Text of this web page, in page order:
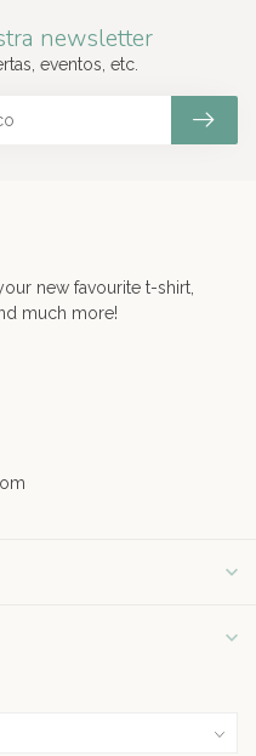
newsletter
eventos, etc.
new favourite t-shirt,
much more!